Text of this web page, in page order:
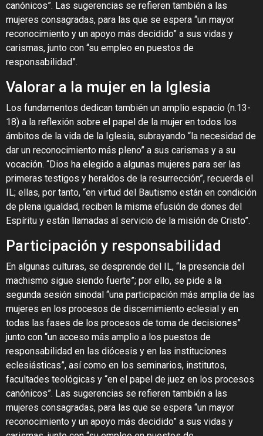
canónicos”. Las sugerencias se refieren también a las
mujeres consagradas, para las que se espera “un mayor
reconocimiento y un apoyo más decidido” a sus vidas y
carismas, junto con “su empleo en puestos de
responsabilidad”.
Valorar a la mujer en la Iglesia
Los fundamentos dedican también un amplio espacio (n.13-
18) a la reflexión sobre el papel de la mujer en todos los
ámbitos de la vida de la Iglesia, subrayando “la necesidad de
dar un reconocimiento más pleno” a sus carismas y a su
vocación. “Dios ha elegido a algunas mujeres para ser las
primeras testigos y heraldos de la resurrección”, recuerda el
IL; ellas, por tanto, “en virtud del Bautismo están en condición
de plena igualdad, reciben la misma efusión de dones del
Espíritu y están llamadas al servicio de la misión de Cristo”.
Participación y responsabilidad
En algunas culturas, se desprende del IL, “la presencia del
machismo sigue siendo fuerte”; por ello, se pide a la
segunda sesión sinodal “una participación más amplia de las
mujeres en los procesos de discernimiento eclesial y en
todas las fases de los procesos de toma de decisiones”
junto con “un acceso más amplio a los puestos de
responsabilidad en las diócesis y en las instituciones
eclesiásticas”, así como en los seminarios, institutos,
facultades teológicas y “en el papel de juez en los procesos
canónicos”. Las sugerencias se refieren también a las
mujeres consagradas, para las que se espera “un mayor
reconocimiento y un apoyo más decidido” a sus vidas y